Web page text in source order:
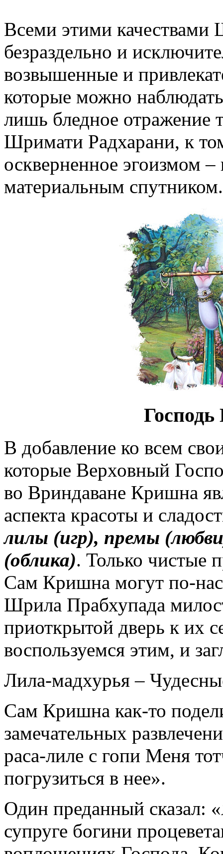
Всеми этими качествами
безраздельно и
возвышенные и
которые можно
лишь бледное отражение
Шримати Радхарани, к
оскверненное эгоизмом
материальным спутником.
В добавление ко всем
которые Верховный
во Вриндаване Кришна
аспекта красоты и
лилы (игр), премы
(облика). Только чистые
Сам Кришна могут по-
Шрила Прабхупада
приоткрытой дверь к их
воспользуемся этим, и
Лила-мадхурья –
Сам Кришна как-то
замечательных
раса-лиле с гопи Меня
погрузиться в нее».
Один преданный сказал:
супруге богини